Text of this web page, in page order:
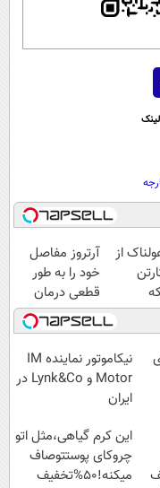
از
شد.
آرتروز مفاصل
خود را به طور
قطعی درمان
کنید!
◗پرسش‌نامه◖
نیکاموتور نماینده IM
Motor و Lynk&Co در
ایران
این کرم گیاهی،مثل اتو
چروکای پوستتوصاف
میکنه!50%تخفیف